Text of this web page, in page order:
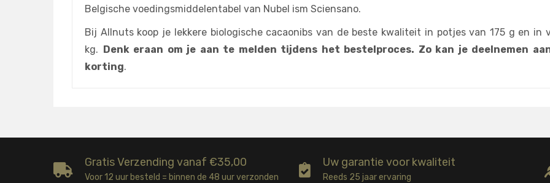
Belgische voedingsmiddelentabel van Nubel ism Sciensano.
Bij Allnuts koop je lekkere biologische cacaonibs van de beste kwaliteit in potjes van 175 g en in
kg. Denk eraan om je aan te melden tijdens het bestelproces. Zo kan je deelnemen
korting.
Gratis Verzending vanaf €35,00
Voor 12 uur besteld = binnen de 48 uur verzonden
Uw garantie voor kwaliteit
Reeds 25 jaar ervaring